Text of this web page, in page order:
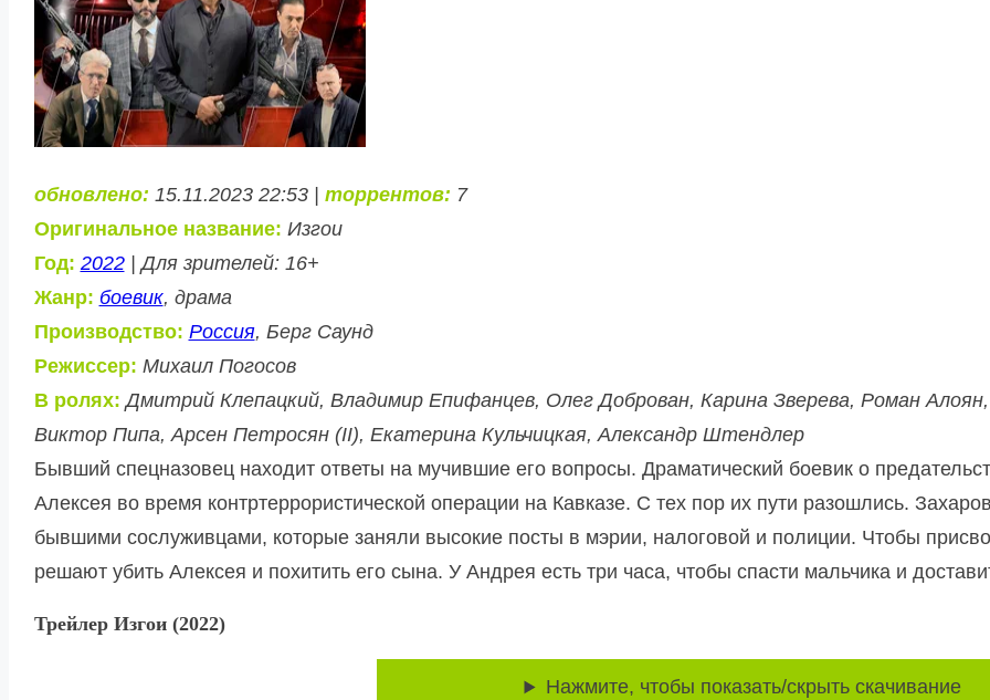
обновлено: 15.11.2023 22:53 | торрентов: 7
Оригинальное название: Изгои
Год: 2022| Для зрителей: 16+
Жанр: боевик, драма
Производство: Россия, Берг Саунд
Режиссер: Михаил Погосов
В ролях: Дмитрий Клепацкий, Владимир Епифанцев, Олег Доброван, Карина Зверева, Роман
Виктор Пипа, Арсен Петросян (II), Екатерина Кульчицкая, Александр Штендлер
Бывший спецназовец находит ответы на мучившие его вопросы. Драматический боевик о
Алексея во время контртеррористической операции на Кавказе. С тех пор их пути разошлись.
бывшими сослуживцами, которые заняли высокие посты в мэрии, налоговой и полиции. Чтобы
решают убить Алексея и похитить его сына. У Андрея есть три часа, чтобы спасти мальчика и
Трейлер Изгои (2022)
Нажмите, чтобы показать/скрыть скачивание